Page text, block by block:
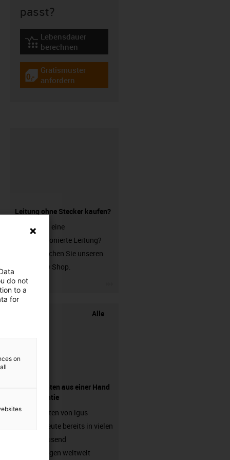
passt?
igus-icon-lebensdauerrechner
Lebensdauer
berechnen
igus-icon-gratismuster
Gratismuster
anfordern
Leitung ohne Stecker kaufen?
Sie suchen eine
unkonfektionierte Leitung?
Dann besuchen Sie unseren
chainflex® Shop.
Alle
Komponenten aus einer Hand
- mit Garantie
Energieketten von igus
arbeiten heute bereits in vielen
hunderttausend
Anwendungen weltweit
do not
to a
for
on